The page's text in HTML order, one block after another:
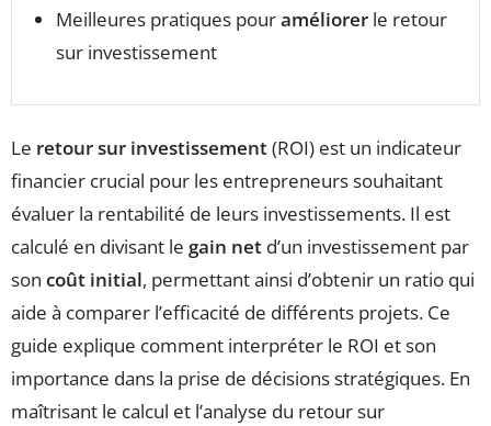
Meilleures pratiques pouraméliorer le retour
sur investissement
Le retour sur investissement(ROI) est un indicateur
financier crucial pour les entrepreneurs souhaitant
évaluer la rentabilité de leurs investissements. Il est
calculé en divisant le gain net d’un investissement par
son coût initial, permettant ainsi d’obtenir un ratio qui
aide à comparer l’efficacité de différents projets. Ce
guide explique comment interpréter le ROI et son
importance dans la prise de décisions stratégiques. En
maîtrisant le calcul et l’analyse du retour sur